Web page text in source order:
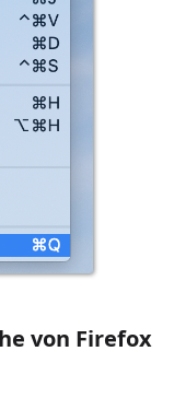
von Firefox